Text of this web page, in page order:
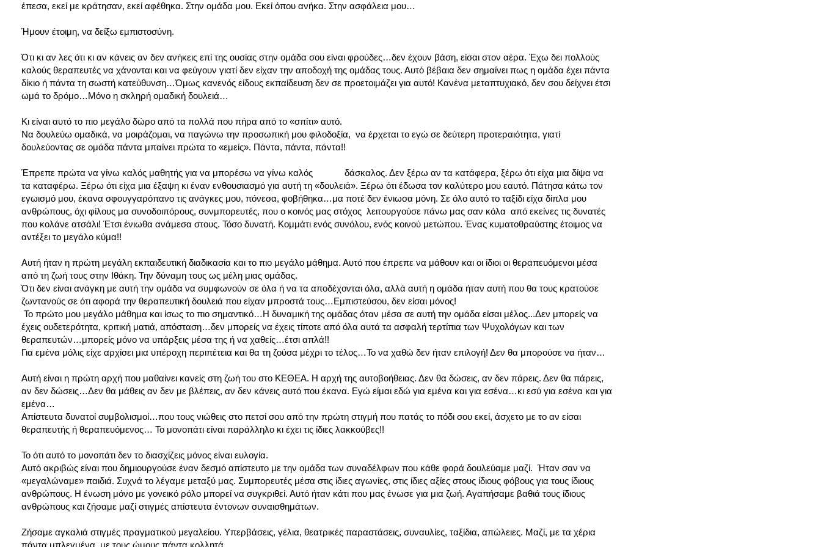
έπεσα, εκεί με κράτησαν, εκεί αφέθηκα. Στην ομάδα μου. Εκεί όπου ανήκα. Στην ασφάλεια μου…
Ήμουν έτοιμη, να δείξω εμπιστοσύνη.
Ότι κι αν λες ότι κι αν κάνεις αν δεν ανήκεις επί της ουσίας στην ομάδα σου είναι φρούδες…δεν έχουν βάση, είσαι στον αέρα. Έχω δει πολλούς
καλούς θεραπευτές να χάνονται και να φεύγουν γιατί δεν είχαν την αποδοχή της ομάδας τους. Αυτό βέβαια δεν σημαίνει πως η ομάδα έχει πάντα
δίκιο ή πάντα τη σωστή κατεύθυνση…Όμως κανενός είδους εκπαίδευση δεν σε προετοιμάζει για αυτό! Κανένα μεταπτυχιακό, δεν σου δείχνει έτσι
ωμά το δρόμο…Μόνο η σκληρή ομαδική δουλειά…
Κι είναι αυτό το πιο μεγάλο δώρο από τα πολλά που πήρα από το «σπίτι» αυτό.
Να δουλεύω ομαδικά, να μοιράζομαι, να παγώνω την προσωπική μου φιλοδοξία, να έρχεται το εγώ σε δεύτερη προτεραιότητα, γιατί
δουλεύοντας σε ομάδα πάντα μπαίνει πρώτα το «εμείς». Πάντα, πάντα, πάντα!!
Έπρεπε πρώτα να γίνω καλός μαθητής για να μπορέσω να γίνω καλός δάσκαλος. Δεν ξέρω αν τα κατάφερα, ξέρω ότι είχα μια δίψα να
τα καταφέρω. Ξέρω ότι είχα μια έξαψη κι έναν ενθουσιασμό για αυτή τη «δουλειά». Ξέρω ότι έδωσα τον καλύτερο μου εαυτό. Πάτησα κάτω τον
εγωισμό μου, έκανα σφουγγαρόπανο τις ανάγκες μου, πόνεσα, φοβήθηκα…μα ποτέ δεν ένιωσα μόνη. Σε όλο αυτό το ταξίδι είχα δίπλα μου
ανθρώπους, όχι φίλους μα συνοδοιπόρους, συνμπορευτές, που ο κοινός μας στόχος λειτουργούσε πάνω μας σαν κόλα από εκείνες τις δυνατές
που κολάνε ατσάλι! Έτσι ένιωθα ανάμεσα στους. Τόσο δυνατή. Κομμάτι ενός συνόλου, ενός κοινού μετώπου. Ένας κυματοθραύστης έτοιμος να
αντέξει το μεγάλο κύμα!!
Αυτή ήταν η πρώτη μεγάλη εκπαιδευτική διαδικασία και το πιο μεγάλο μάθημα. Αυτό που έπρεπε να μάθουν και οι ίδιοι οι θεραπευόμενοι μέσα
από τη ζωή τους στην Ιθάκη. Την δύναμη τους ως μέλη μιας ομάδας.
Ότι δεν είναι ανάγκη με αυτή την ομάδα να συμφωνούν σε όλα ή να τα αποδέχονται όλα, αλλά αυτή η ομάδα ήταν αυτή που θα τους κρατούσε
ζωντανούς σε ότι αφορά την θεραπευτική δουλειά που είχαν μπροστά τους…Εμπιστεύσου, δεν είσαι μόνος!
Το πρώτο μου μεγάλο μάθημα και ίσως το πιο σημαντικό…Η δυναμική της ομάδας όταν μέσα σε αυτή την ομάδα είσαι μέλος...Δεν μπορείς να
έχεις ουδετερότητα, κριτική ματιά, απόσταση…δεν μπορείς να έχεις τίποτε από όλα αυτά τα ασφαλή τερτίπια των Ψυχολόγων και των
θεραπευτών…μπορείς μόνο να υπάρξεις μέσα της ή να χαθείς…έτσι απλά!!
Για εμένα μόλις είχε αρχίσει μια υπέροχη περιπέτεια και θα τη ζούσα μέχρι το τέλος…Το να χαθώ δεν ήταν επιλογή! Δεν θα μπορούσε να ήταν…
Αυτή είναι η πρώτη αρχή που μαθαίνει κανείς στη ζωή του στο ΚΕΘΕΑ. Η αρχή της αυτοβοήθειας. Δεν θα δώσεις, αν δεν πάρεις. Δεν θα πάρεις,
αν δεν δώσεις…Δεν θα μάθεις αν δεν με βλέπεις, αν δεν κάνεις αυτό που έκανα. Εγώ είμαι εδώ για εμένα και για εσένα…κι εσύ για εσένα και για
εμένα…
Απίστευτα δυνατοί συμβολισμοί…που τους νιώθεις στο πετσί σου από την πρώτη στιγμή που πατάς το πόδι σου εκεί, άσχετο με το αν είσαι
θεραπευτής ή θεραπευόμενος… Το μονοπάτι είναι παράλληλο κι έχει τις ίδιες λακκούβες!!
Το ότι αυτό το μονοπάτι δεν το διασχίζεις μόνος είναι ευλογία.
Αυτό ακριβώς είναι που δημιουργούσε έναν δεσμό απίστευτο με την ομάδα των συναδέλφων που κάθε φορά δουλεύαμε μαζί. Ήταν σαν να
«μεγαλώναμε» παιδιά. Συχνά το λέγαμε μεταξύ μας. Συμπορευτές μέσα στις ίδιες αγωνίες, στις ίδιες αξίες στους ίδιους φόβους για τους ίδιους
ανθρώπους. Η ένωση μόνο με γονεικό ρόλο μπορεί να συγκριθεί. Αυτό ήταν κάτι που μας ένωσε για μια ζωή. Αγαπήσαμε βαθιά τους ίδιους
ανθρώπους και ζήσαμε μαζί στιγμές απίστευτα έντονων συναισθημάτων.
Ζήσαμε αγκαλιά στιγμές πραγματικού μεγαλείου. Υπερβάσεις, γέλια, θεατρικές παραστάσεις, συναυλίες, ταξίδια, απώλειες. Μαζί, με τα χέρια